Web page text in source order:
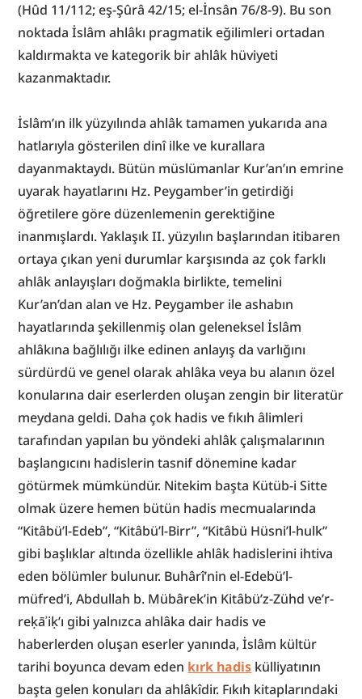
(Hûd 11/112; eş-Şûrâ 42/15; el-İnsân 76/8-9). Bu son
noktada İslâm ahlâkı pragmatik eğilimleri ortadan
kaldırmakta ve kategorik bir ahlâk hüviyeti
kazanmaktadır.
İslâm’ın ilk yüzyılında ahlâk tamamen yukarıda ana
hatlarıyla gösterilen dinî ilke ve kurallara
dayanmaktaydı. Bütün müslümanlar Kur’an’ın emrine
uyarak hayatlarını Hz. Peygamber’in getirdiği
öğretilere göre düzenlemenin gerektiğine
inanmışlardı. Yaklaşık II. yüzyılın başlarından itibaren
ortaya çıkan yeni durumlar karşısında az çok farklı
ahlâk anlayışları doğmakla birlikte, temelini
Kur’an’dan alan ve Hz. Peygamber ile ashabın
hayatlarında şekillenmiş olan geleneksel İslâm
ahlâkına bağlılığı ilke edinen anlayış da varlığını
sürdürdü ve genel olarak ahlâka veya bu alanın özel
konularına dair eserlerden oluşan zengin bir literatür
meydana geldi. Daha çok hadis ve fıkıh âlimleri
tarafından yapılan bu yöndeki ahlâk çalışmalarının
başlangıcını hadislerin tasnif dönemine kadar
götürmek mümkündür. Nitekim başta Kütüb-i Sitte
olmak üzere hemen bütün hadis mecmualarında
“Kitâbü’l-Edeb”, “Kitâbü’l-Birr”, “Kitâbü Hüsni’l-hulk”
gibi başlıklar altında özellikle ahlâk hadislerini ihtiva
eden bölümler bulunur. Buhârî’nin el-Edebü’l-
müfred’i, Abdullah b. Mübârek’in Kitâbü’z-Zühd ve’r-
reḳāʾiḳ’ı gibi yalnızca ahlâka dair hadis ve
haberlerden oluşan eserler yanında, İslâm kültür
tarihi boyunca devam eden kırk hadis külliyatının
başta gelen konuları da ahlâkîdir. Fıkıh kitaplarındaki